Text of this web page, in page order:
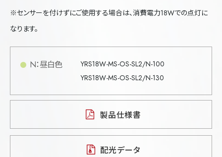
※センサーを付けずにご使用する場合は、消費電力18Wでの点灯に
なります。
N：昼白色
YRS18W-MS-OS-SL2/N-100
YRS18W-MS-OS-SL2/N-130
製品仕様書
配光データ